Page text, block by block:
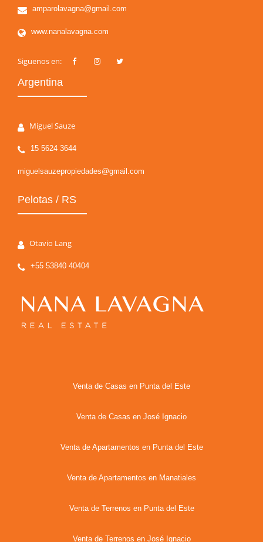
amparolavagna@gmail.com
www.nanalavagna.com
Siguenos en:
Argentina
Miguel Sauze
15 5624 3644
miguelsauzepropiedades@gmail.com
Pelotas / RS
Otavio Lang
+55 53840 40404
Venta de Casas en Punta del Este
Venta de Casas en José Ignacio
Venta de Apartamentos en Punta del Este
Venta de Apartamentos en Manatiales
Venta de Terrenos en Punta del Este
Venta de Terrenos en José Ignacio